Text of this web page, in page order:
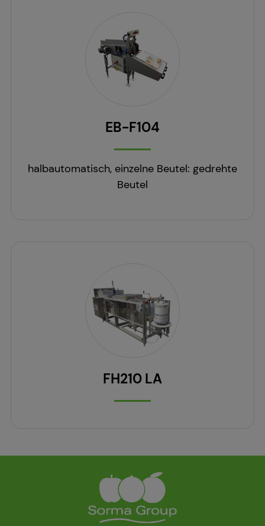
EB-F104
halbautomatisch, einzelne Beutel: gedrehte
Beutel
FH210 LA